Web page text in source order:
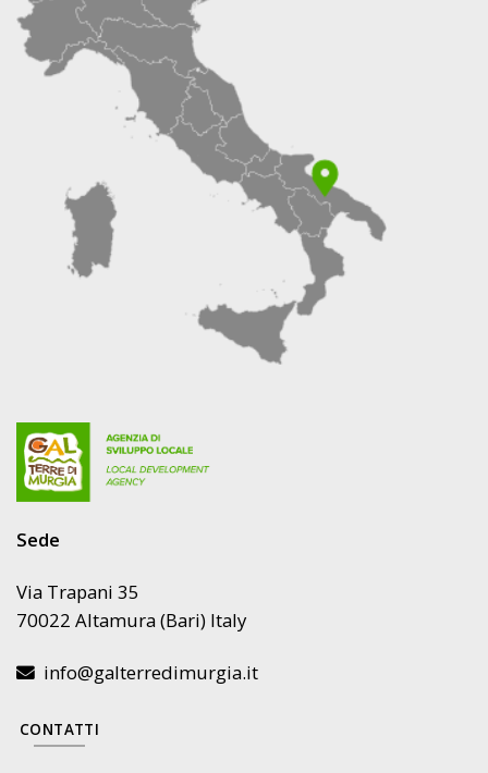
Sede
Via Trapani 35
70022 Altamura (Bari) Italy
info@galterredimurgia.it
CONTATTI